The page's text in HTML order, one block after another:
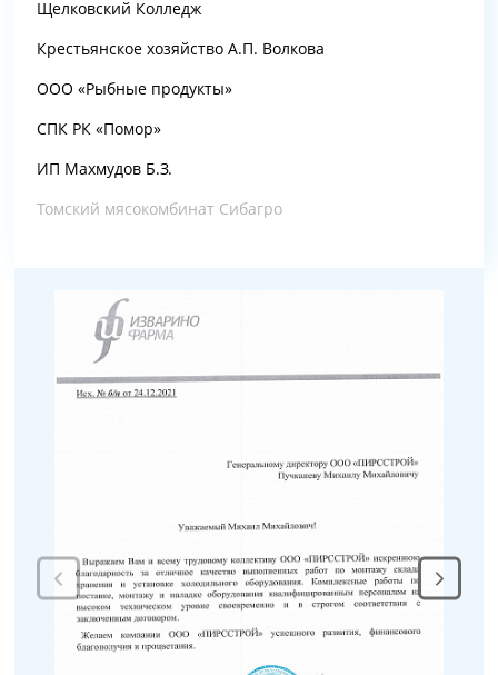
Щелковский Колледж
Крестьянское хозяйство А.П. Волкова
ООО «Рыбные продукты»
СПК РК «Помор»
ИП Махмудов Б.З.
Томский мясокомбинат Сибагро